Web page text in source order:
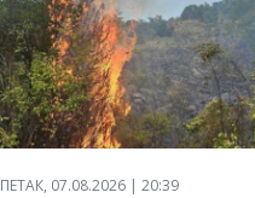
ПЕТАК, 07.08.2026 | 20:39